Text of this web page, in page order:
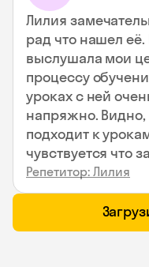
Лилия
рад что нашел
выслушала мои
процессу
уроках с ней
напряжно. Видно,
подходит к
чувствуется что
Репетитор: Лилия